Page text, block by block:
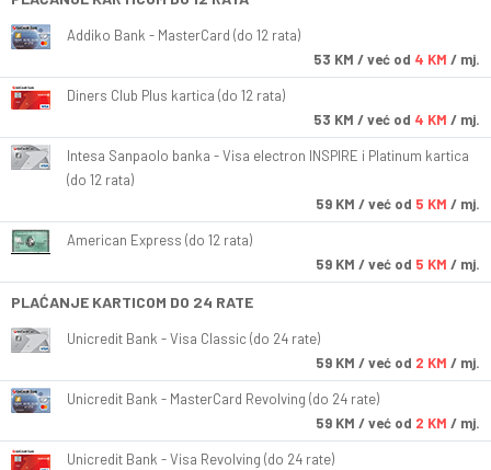
Addiko Bank - MasterCard (do 12 rata)
53 KM / već od 4 KM / mj.
Diners Club Plus kartica (do 12 rata)
53 KM / već od 4 KM / mj.
Intesa Sanpaolo banka - Visa electron INSPIRE i Platinum kartica
(do 12 rata)
59 KM / već od 5 KM / mj.
American Express (do 12 rata)
59 KM / već od 5 KM / mj.
PLAĆANJE KARTICOM DO 24 RATE
Unicredit Bank - Visa Classic (do 24 rate)
59 KM / već od 2 KM / mj.
Unicredit Bank - MasterCard Revolving (do 24 rate)
59 KM / već od 2 KM / mj.
Unicredit Bank - Visa Revolving (do 24 rate)